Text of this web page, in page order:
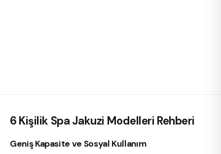
6 Kişilik Spa Jakuzi Modelleri Rehberi
Geniş Kapasite ve Sosyal Kullanım